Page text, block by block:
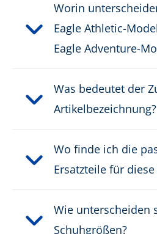
Worin
Eagle Athletic-
Eagle Adventure-
Was bedeutet der
Artikelbezeichnung?
Wo finde ich die
Ersatzteile für diese
Wie unterscheiden
Schuhgrößen?